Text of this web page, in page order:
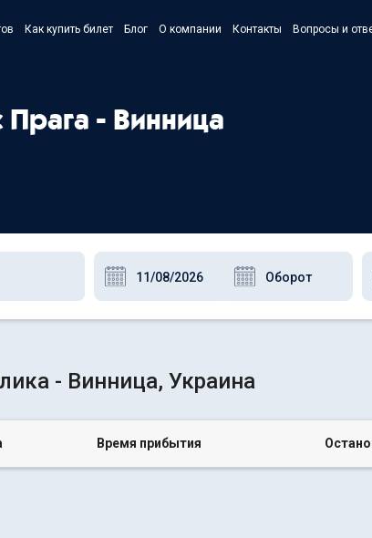
Как купить билет Блог О компании Контакты Вопросы и
Прага - Винница
- Винница, Украина
Время прибытия